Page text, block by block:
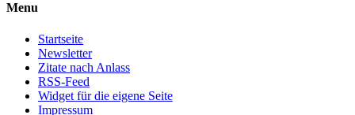
Menu
Startseite
Newsletter
Zitate nach Anlass
RSS-Feed
Widget für die eigene Seite
Impressum